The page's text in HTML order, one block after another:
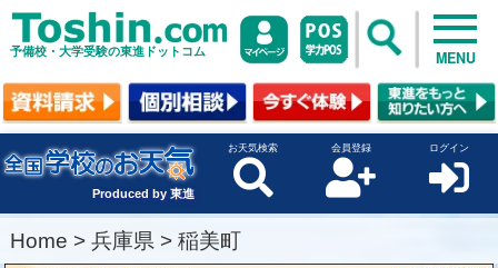
予備校・大学受験の東進ドットコム MENU
Produced by 東進
お天気検索 会員登録 ログイン
Home > 兵庫県 > 稲美町